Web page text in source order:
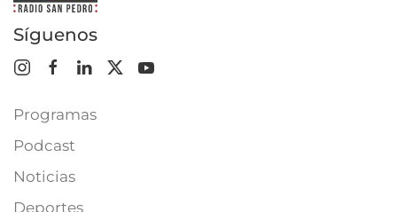
Síguenos
Programas
Podcast
Noticias
Deportes